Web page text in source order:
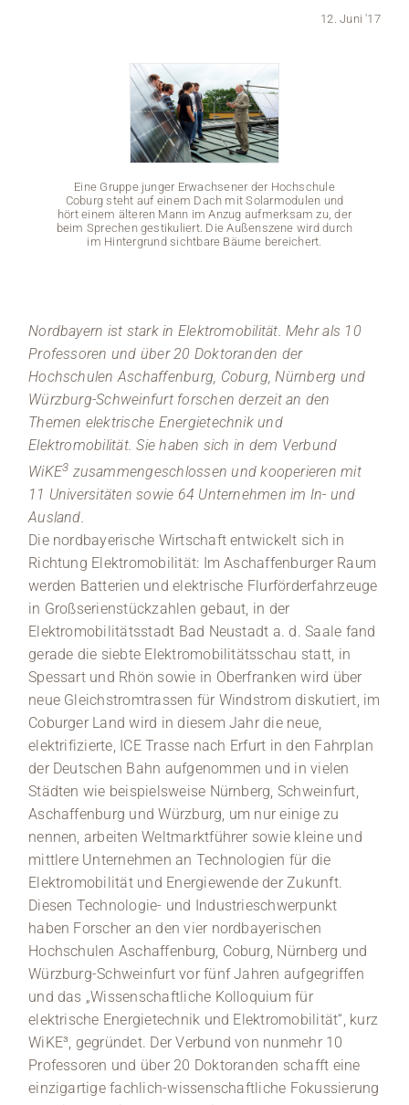
Stellenangebote
12. Juni '17
Eine Gruppe junger Erwachsener der Hochschule
Coburg steht auf einem Dach mit Solarmodulen und
hört einem älteren Mann im Anzug aufmerksam zu, der
beim Sprechen gestikuliert. Die Außenszene wird durch
im Hintergrund sichtbare Bäume bereichert.
Nordbayern ist stark in Elektromobilität. Mehr als 10
Professoren und über 20 Doktoranden der
Hochschulen Aschaffenburg, Coburg, Nürnberg und
Würzburg-Schweinfurt forschen derzeit an den
Themen elektrische Energietechnik und
Elektromobilität. Sie haben sich in dem Verbund
WiKE3 zusammengeschlossen und kooperieren mit
11 Universitäten sowie 64 Unternehmen im In- und
Ausland.
Die nordbayerische Wirtschaft entwickelt sich in
Richtung Elektromobilität: Im Aschaffenburger Raum
werden Batterien und elektrische Flurförderfahrzeuge
in Großserienstückzahlen gebaut, in der
Elektromobilitätsstadt Bad Neustadt a. d. Saale fand
gerade die siebte Elektromobilitätsschau statt, in
Spessart und Rhön sowie in Oberfranken wird über
neue Gleichstromtrassen für Windstrom diskutiert, im
Coburger Land wird in diesem Jahr die neue,
elektrifizierte, ICE Trasse nach Erfurt in den Fahrplan
der Deutschen Bahn aufgenommen und in vielen
Städten wie beispielsweise Nürnberg, Schweinfurt,
Aschaffenburg und Würzburg, um nur einige zu
nennen, arbeiten Weltmarktführer sowie kleine und
mittlere Unternehmen an Technologien für die
Elektromobilität und Energiewende der Zukunft.
Diesen Technologie- und Industrieschwerpunkt
haben Forscher an den vier nordbayerischen
Hochschulen Aschaffenburg, Coburg, Nürnberg und
Würzburg-Schweinfurt vor fünf Jahren aufgegriffen
und das „Wissenschaftliche Kolloquium für
elektrische Energietechnik und Elektromobilität“, kurz
WiKE³, gegründet. Der Verbund von nunmehr 10
Professoren und über 20 Doktoranden schafft eine
einzigartige fachlich-wissenschaftliche Fokussierung